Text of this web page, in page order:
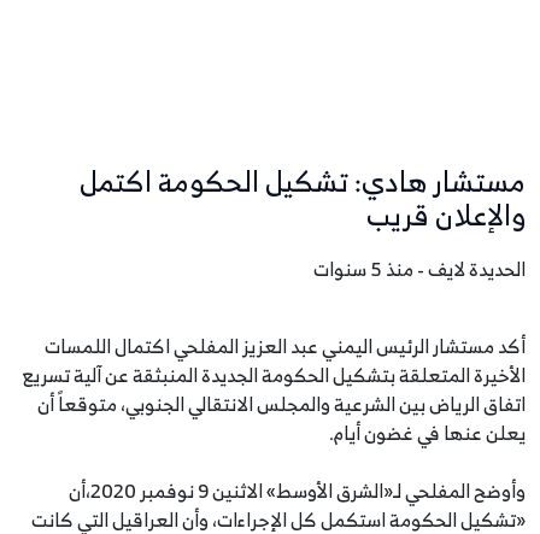
مستشار هادي: تشكيل الحكومة اكتمل
والإعلان قريب
الحديدة لايف - منذ 5 سنوات
أكد مستشار الرئيس اليمني عبد العزيز المفلحي اكتمال اللمسات
الأخيرة المتعلقة بتشكيل الحكومة الجديدة المنبثقة عن آلية تسريع
اتفاق الرياض بين الشرعية والمجلس الانتقالي الجنوبي، متوقعاً أن
يعلن عنها في غضون أيام.
وأوضح المفلحي لـ«الشرق الأوسط» الاثنين 9 نوفمبر 2020،أن
«تشكيل الحكومة استكمل كل الإجراءات، وأن العراقيل التي كانت